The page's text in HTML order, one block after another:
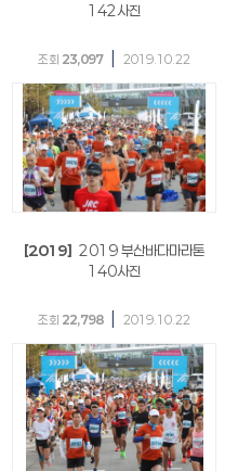
142사진
조회 23,097 2019.10.22
[2019] 2019 부산바다마라톤
140사진
조회 22,798 2019.10.22